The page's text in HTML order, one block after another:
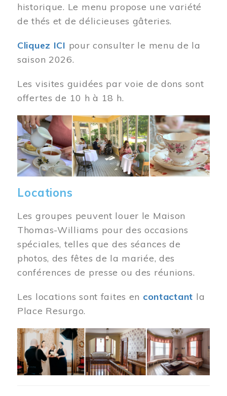
historique. Le menu propose une variété
de thés et de délicieuses gâteries.
Cliquez ICI pour consulter le menu de la
saison 2026.
Les visites guidées par voie de dons sont
offertes de 10 h à 18 h.
Image
Locations
Les groupes peuvent louer le Maison
Thomas-Williams pour des occasions
spéciales, telles que des séances de
photos, des fêtes de la mariée, des
conférences de presse ou des réunions.
Les locations sont faites en contactant la
Place Resurgo.
Image